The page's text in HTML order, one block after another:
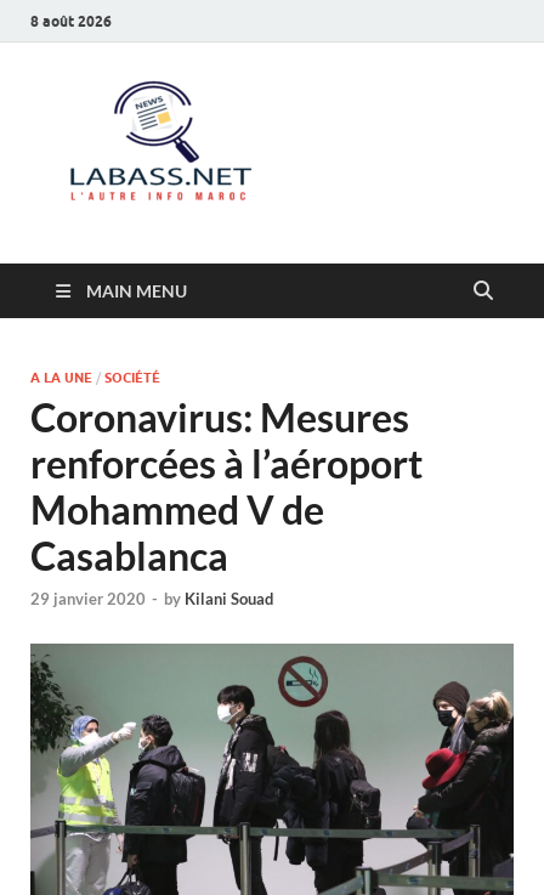
8 août 2026
MAIN MENU
A LA UNE / SOCIÉTÉ
Coronavirus: Mesures
renforcées à l’aéroport
Mohammed V de
Casablanca
29 janvier 2020 - by Kilani Souad